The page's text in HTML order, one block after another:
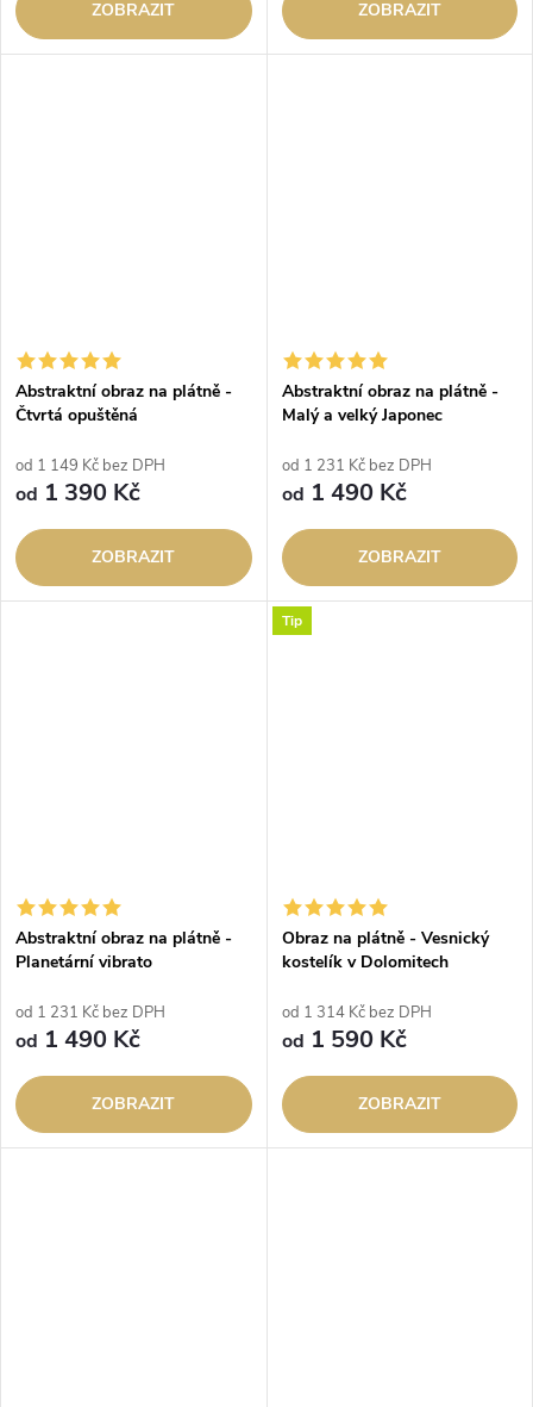
ZOBRAZIT ZOBRAZIT
Abstraktní obraz na plátně -
Čtvrtá opuštěná
od 1 149 Kč bez DPH
od 1 390 Kč
ZOBRAZIT
Abstraktní obraz na plátně -
Malý a velký Japonec
od 1 231 Kč bez DPH
od 1 490 Kč
ZOBRAZIT
Abstraktní obraz na plátně -
Planetární vibrato
od 1 231 Kč bez DPH
od 1 490 Kč
ZOBRAZIT
Tip
Obraz na plátně - Vesnický
kostelík v Dolomitech
od 1 314 Kč bez DPH
od 1 590 Kč
ZOBRAZIT